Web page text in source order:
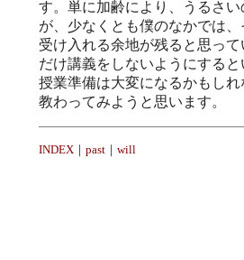
す。単に加齢により、うるさ
が、少なくとも僕のなかでは
受け入れる余地が残ると思っ
だけ講義をしないようにする
授業準備は大変になるかもし
教わってみようと思います。
INDEX ｜ past ｜ will